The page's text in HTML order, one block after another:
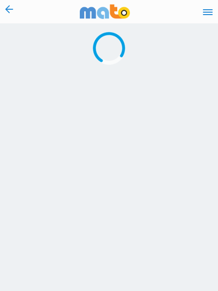
vai al contenuto
Caricamento in corso...